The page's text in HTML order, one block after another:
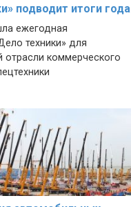
подводит итоги года
ежегодная
техники» для
отрасли коммерческого